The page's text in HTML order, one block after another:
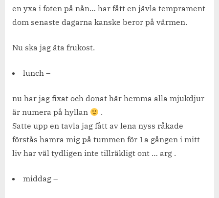
en yxa i foten på nån… har fått en jävla temprament
dom senaste dagarna kanske beror på värmen.
Nu ska jag äta frukost.
lunch –
nu har jag fixat och donat här hemma alla mjukdjur
är numera på hyllan
.
Satte upp en tavla jag fått av lena nyss råkade
förstås hamra mig på tummen för 1a gången i mitt
liv har väl tydligen inte tillräkligt ont … arg .
middag –